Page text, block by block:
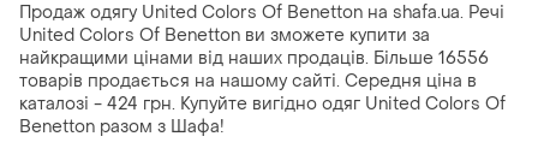
Продаж одягу United Colors Of Benetton на shafa.ua. Речі
United Colors Of Benetton ви зможете купити за
найкращими цінами від наших продаців. Більше 16556
товарів продається на нашому сайті. Середня ціна в
каталозі - 424 грн. Купуйте вигідно одяг United Colors Of
Benetton разом з Шафа!